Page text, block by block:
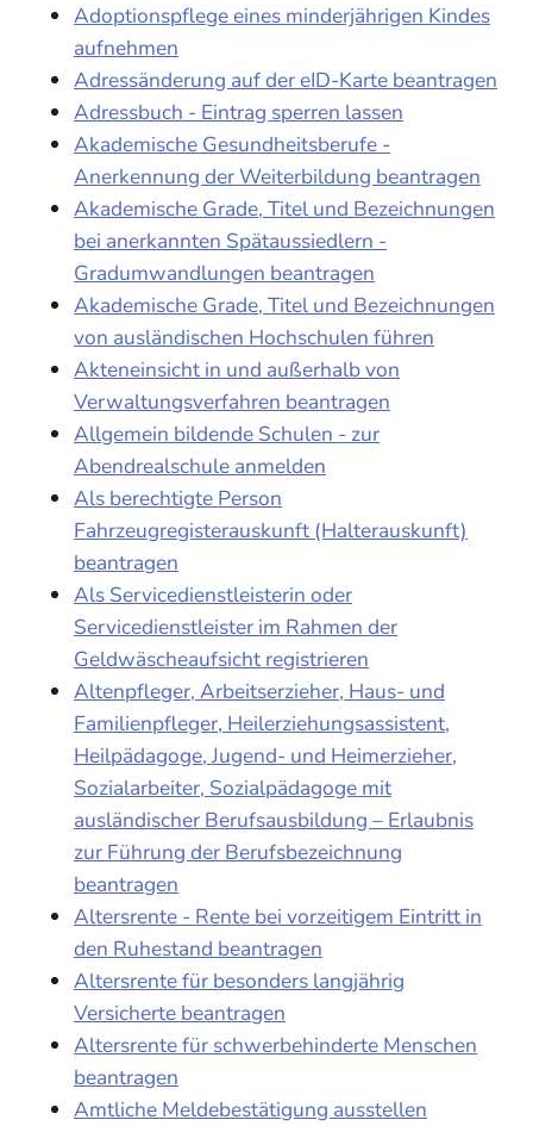
Adoptionspflege eines minderjährigen Kindes
aufnehmen
Adressänderung auf der eID-Karte beantragen
Adressbuch - Eintrag sperren lassen
Akademische Gesundheitsberufe -
Anerkennung der Weiterbildung beantragen
Akademische Grade, Titel und Bezeichnungen
bei anerkannten Spätaussiedlern -
Gradumwandlungen beantragen
Akademische Grade, Titel und Bezeichnungen
von ausländischen Hochschulen führen
Akteneinsicht in und außerhalb von
Verwaltungsverfahren beantragen
Allgemein bildende Schulen - zur
Abendrealschule anmelden
Als berechtigte Person
Fahrzeugregisterauskunft (Halterauskunft)
beantragen
Als Servicedienstleisterin oder
Servicedienstleister im Rahmen der
Geldwäscheaufsicht registrieren
Altenpfleger, Arbeitserzieher, Haus- und
Familienpfleger, Heilerziehungsassistent,
Heilpädagoge, Jugend- und Heimerzieher,
Sozialarbeiter, Sozialpädagoge mit
ausländischer Berufsausbildung – Erlaubnis
zur Führung der Berufsbezeichnung
beantragen
Altersrente - Rente bei vorzeitigem Eintritt in
den Ruhestand beantragen
Altersrente für besonders langjährig
Versicherte beantragen
Altersrente für schwerbehinderte Menschen
beantragen
Amtliche Meldebestätigung ausstellen